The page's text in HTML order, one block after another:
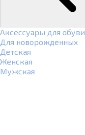
Аксессуары для обуви
Для новорожденных
Детская
Женская
Мужская